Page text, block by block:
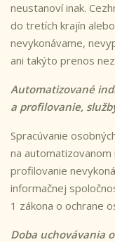
neustanoví inak.
do tretích krajín
nevykonávame,
ani takýto prenos
Automatizované
a profilovanie,
Spracúvanie
na automatizovanom
profilovanie
informačnej
1 zákona o ochrane
Doba uchovávania